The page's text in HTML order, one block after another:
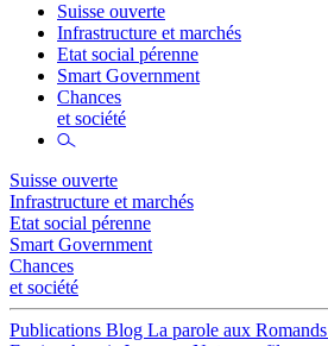
Suisse ouverte
Infrastructure et marchés
Etat social pérenne
Smart Government
Chances
et société
Suisse ouverte
Infrastructure et marchés
Etat social pérenne
Smart Government
Chances
et société
Publications Blog La parole aux Romands